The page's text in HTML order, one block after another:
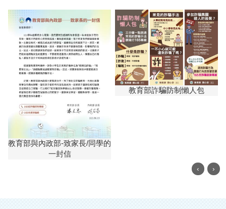
教育部與內政部-致家長/同學的
一封信
教育部詐騙防制懶人包
‹ ›